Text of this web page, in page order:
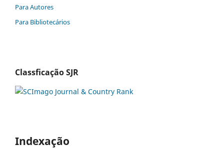
Para Autores
Para Bibliotecários
Classficação SJR
Indexação